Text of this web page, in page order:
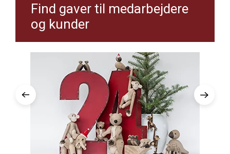
Find gaver til medarbejdere
og kunder